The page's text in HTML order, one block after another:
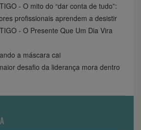
- O mito do “dar conta de tudo”:
profissionais aprendem a desistir
- O Presente Que Um Dia Vira
a máscara cai
desafio da liderança mora dentro